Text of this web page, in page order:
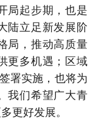
局起步期，也是
陆立足新发展阶
局，推动高质量
更多机遇；区域
署实施，也将为
我们希望广大青
更好发展。